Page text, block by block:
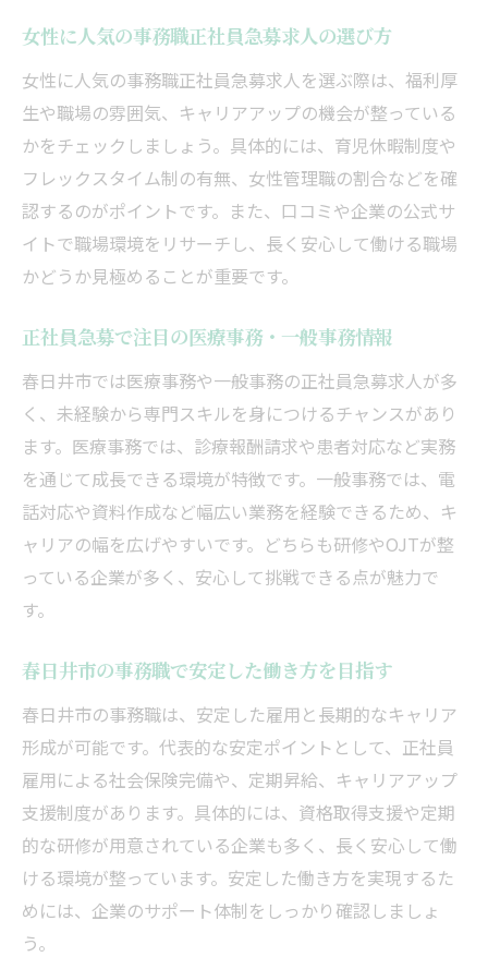
女性に人気の事務職正社員急募求人の選び方
女性に人気の事務職正社員急募求人を選ぶ際は、福利厚
生や職場の雰囲気、キャリアアップの機会が整っている
かをチェックしましょう。具体的には、育児休暇制度や
フレックスタイム制の有無、女性管理職の割合などを確
認するのがポイントです。また、口コミや企業の公式サ
イトで職場環境をリサーチし、長く安心して働ける職場
かどうか見極めることが重要です。
正社員急募で注目の医療事務・一般事務情報
春日井市では医療事務や一般事務の正社員急募求人が多
く、未経験から専門スキルを身につけるチャンスがあり
ます。医療事務では、診療報酬請求や患者対応など実務
を通じて成長できる環境が特徴です。一般事務では、電
話対応や資料作成など幅広い業務を経験できるため、キ
ャリアの幅を広げやすいです。どちらも研修やOJTが整
っている企業が多く、安心して挑戦できる点が魅力で
す。
春日井市の事務職で安定した働き方を目指す
春日井市の事務職は、安定した雇用と長期的なキャリア
形成が可能です。代表的な安定ポイントとして、正社員
雇用による社会保険完備や、定期昇給、キャリアアップ
支援制度があります。具体的には、資格取得支援や定期
的な研修が用意されている企業も多く、長く安心して働
ける環境が整っています。安定した働き方を実現するた
めには、企業のサポート体制をしっかり確認しましょ
う。